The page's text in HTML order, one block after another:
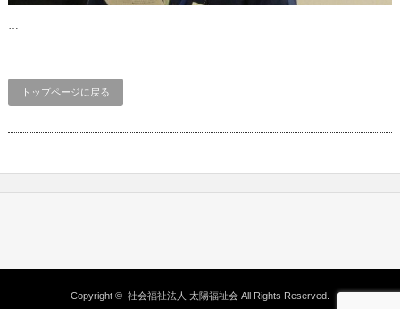
…
トップページに戻る
Copyright © 社会福祉法人 太陽福祉会All Rights Reserved.